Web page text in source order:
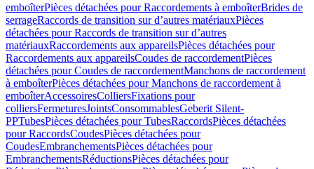
emboîterPièces détachées pour Raccordements à emboîterBrides de
serrageRaccords de transition sur d’autres matériauxPièces
détachées pour Raccords de transition sur d’autres
matériauxRaccordements aux appareilsPièces détachées pour
Raccordements aux appareilsCoudes de raccordementPièces
détachées pour Coudes de raccordementManchons de raccordement
à emboîterPièces détachées pour Manchons de raccordement à
emboîterAccessoiresColliersFixations pour
colliersFermeturesJointsConsommablesGeberit Silent-
PPTubesPièces détachées pour TubesRaccordsPièces détachées
pour RaccordsCoudesPièces détachées pour
CoudesEmbranchementsPièces détachées pour
EmbranchementsRéductionsPièces détachées pour